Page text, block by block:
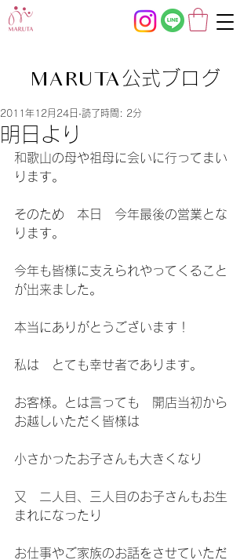
MARUTA公式ブログ
明日より
2011年12月24日 読了時間: 2分
和歌山の母や祖母に会いに行ってまい
ります。
そのため　本日　今年最後の営業とな
ります。
今年も皆様に支えられやってくること
が出来ました。
本当にありがとうございます！
私は　とても幸せ者であります。
お客様。とは言っても　開店当初から
お越しいただく皆様は
小さかったお子さんも大きくなり
又　二人目、三人目のお子さんもお生
まれになったり
お仕事やご家族のお話をさせていただ